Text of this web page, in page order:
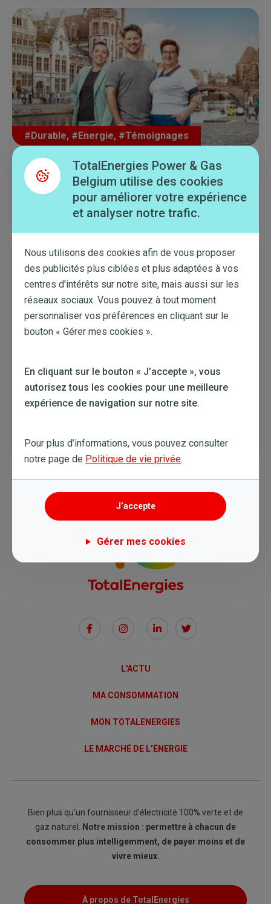
#Durable, #Energie, #Témoignages
Merci d’avoir économisé 221.775
tonnes de CO2 en 1 an !
Lire plus
Service cinq étoiles grâce à nos stars
du service clientèle
Social
Links
L'ACTU
MA CONSOMMATION
MON TOTALENERGIES
LE MARCHÉ DE L’ÉNERGIE
Bien plus qu’un fournisseur d’électricité 100% verte et de
gaz naturel. Notre mission : permettre à chacun de
consommer plus intelligemment, de payer moins et de
vivre mieux.
À propos de TotalEnergies
TotalEnergies Power & Gas
Belgium utilise des cookies
pour améliorer votre expérience
et analyser notre trafic.
Nous utilisons des cookies afin de vous proposer
des publicités plus ciblées et plus adaptées à vos
centres d'intérêts sur notre site, mais aussi sur les
réseaux sociaux. Vous pouvez à tout moment
personnaliser vos préférences en cliquant sur le
bouton « Gérer mes cookies ».
En cliquant sur le bouton « J’accepte », vous
autorisez tous les cookies pour une meilleure
expérience de navigation sur notre site.
Pour plus d’informations, vous pouvez consulter
notre page de Politique de vie privée.
J’accepte
Gérer mes cookies